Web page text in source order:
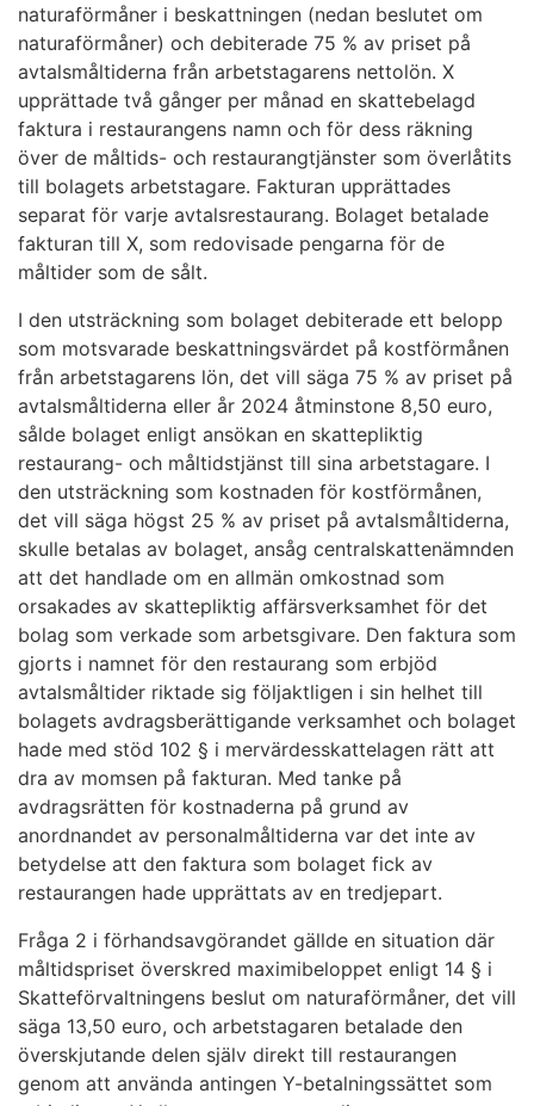
naturaförmåner i beskattningen (nedan beslutet om
naturaförmåner) och debiterade 75 % av priset på
avtalsmåltiderna från arbetstagarens nettolön. X
upprättade två gånger per månad en skattebelagd
faktura i restaurangens namn och för dess räkning
över de måltids- och restaurangtjänster som överlåtits
till bolagets arbetstagare. Fakturan upprättades
separat för varje avtalsrestaurang. Bolaget betalade
fakturan till X, som redovisade pengarna för de
måltider som de sålt.
I den utsträckning som bolaget debiterade ett belopp
som motsvarade beskattningsvärdet på kostförmånen
från arbetstagarens lön, det vill säga 75 % av priset på
avtalsmåltiderna eller år 2024 åtminstone 8,50 euro,
sålde bolaget enligt ansökan en skattepliktig
restaurang- och måltidstjänst till sina arbetstagare. I
den utsträckning som kostnaden för kostförmånen,
det vill säga högst 25 % av priset på avtalsmåltiderna,
skulle betalas av bolaget, ansåg centralskattenämnden
att det handlade om en allmän omkostnad som
orsakades av skattepliktig affärsverksamhet för det
bolag som verkade som arbetsgivare. Den faktura som
gjorts i namnet för den restaurang som erbjöd
avtalsmåltider riktade sig följaktligen i sin helhet till
bolagets avdragsberättigande verksamhet och bolaget
hade med stöd 102 § i mervärdesskattelagen rätt att
dra av momsen på fakturan. Med tanke på
avdragsrätten för kostnaderna på grund av
anordnandet av personalmåltiderna var det inte av
betydelse att den faktura som bolaget fick av
restaurangen hade upprättats av en tredjepart.
Fråga 2 i förhandsavgörandet gällde en situation där
måltidspriset överskred maximibeloppet enligt 14 § i
Skatteförvaltningens beslut om naturaförmåner, det vill
säga 13,50 euro, och arbetstagaren betalade den
överskjutande delen själv direkt till restaurangen
genom att använda antingen Y-betalningssättet som